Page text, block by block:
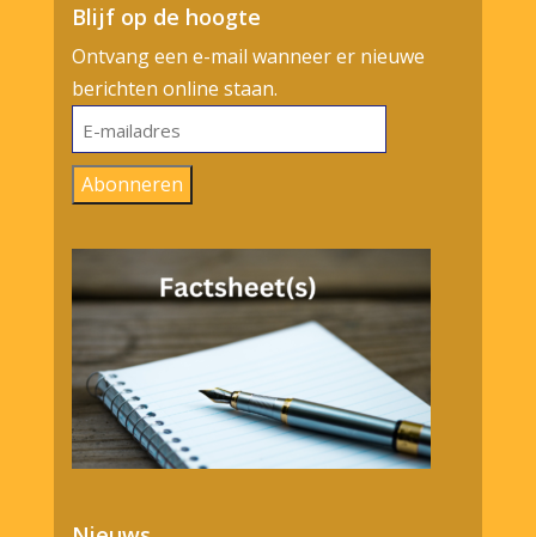
Blijf op de hoogte
Ontvang een e-mail wanneer er nieuwe
berichten online staan.
E-
mailadres
Abonneren